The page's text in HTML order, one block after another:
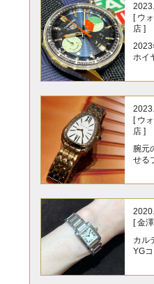
[ ウ
店 ]
2023
ホイ
[ ウ
店 ]
腕元
せる
[ 金
カル
YG